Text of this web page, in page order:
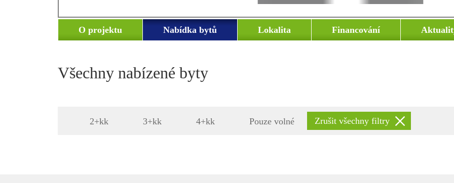
O projektu Nabídka bytů Lokalita Financování
Všechny nabízené byty
2+kk 3+kk 4+kk Pouze volné Zrušit všechny filtry